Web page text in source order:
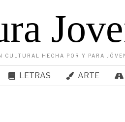
CULTURAL HECHA POR Y PARA
LETRAS ARTE